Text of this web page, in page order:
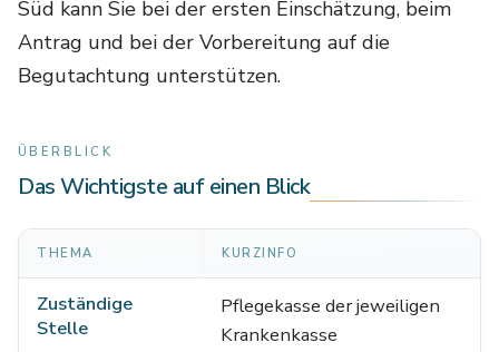
Süd kann Sie bei der ersten Einschätzung, beim
Antrag und bei der Vorbereitung auf die
Begutachtung unterstützen.
ÜBERBLICK
Das Wichtigste auf einen Blick
Zusammenstellung der zentralen Daten zum
THEMA KURZINFO
Zuständige
Stelle
Pflegekasse der jeweiligen
Krankenkasse